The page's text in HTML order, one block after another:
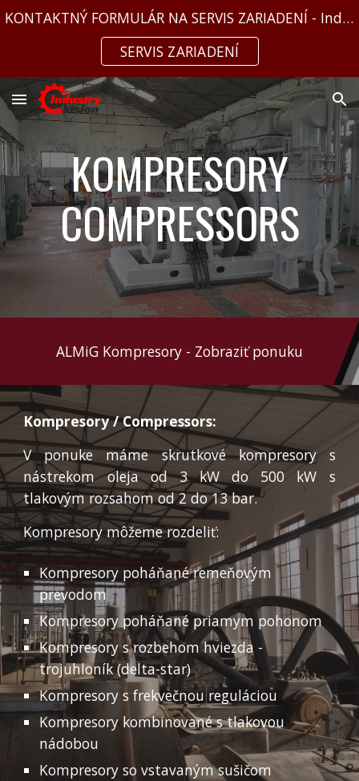
KONTAKTNÝ FORMULÁR NA SERVIS ZARIADENÍ - IndustryVision s.r.o.
SERVIS ZARIADENÍ
KOMPRESORY
COMPRESSORS
ALMiG Kompresory - Zobraziť ponuku
Kompresory / Compressors:
V ponuke máme skrutkové kompresory s
nástrekom oleja od3kW do 500 kW s
tlakovým rozsahom od2do 13bar.
Kompresory môžeme rozdeliť:
Kompresory poháňané remeňovým
prevodom
Kompresory poháňané priamym pohonom
Kompresory s rozbehom hviezda -
trojuhloník (delta-star)
Kompresory s frekvečnou reguláciou
Kompresory kombinované s tlakovou
nádobou
Kompresory so vstavaným sušičom